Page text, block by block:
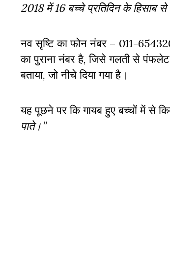
2018 में 16 बच्चे प्रतिदिन के हिसाब से
नव सृष्टि का फोन नंबर – 011-
का पुराना नंबर है, जिसे गलती से
बताया, जो नीचे दिया गया है।
यह पूछने पर कि गायब हुए बच्चों में से
पाते।’’